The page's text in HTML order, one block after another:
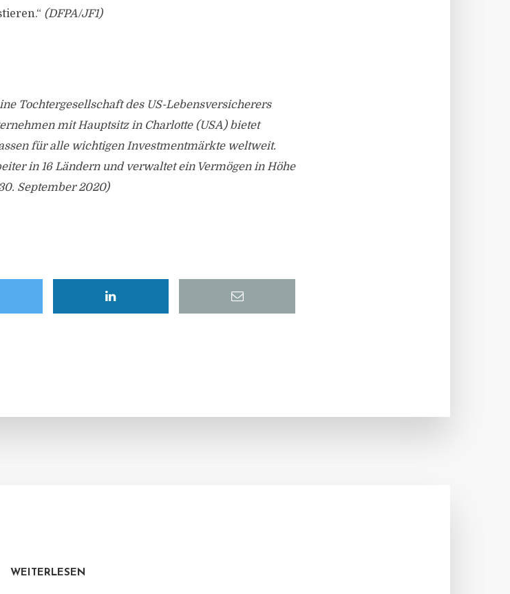
(DFPA/JF1)
Tochtergesellschaft des US-Lebensversicherers
mit Hauptsitz in Charlotte (USA) bietet
für alle wichtigen Investmentmärkte weltweit.
in 16 Ländern und verwaltet ein Vermögen in Höhe
September 2020)
WEITERLESEN